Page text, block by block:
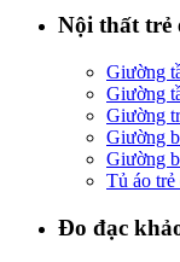
Nội thất trẻ
Giường
Giường
Giường
Giường
Giường
Tủ áo trẻ
Đo đạc